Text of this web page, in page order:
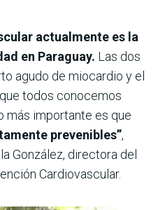
actualmente es la
en Paraguay. Las dos
agudo de miocardio y el
todos conocemos
más importante es que
prevenibles”,
González, directora del
Cardiovascular.